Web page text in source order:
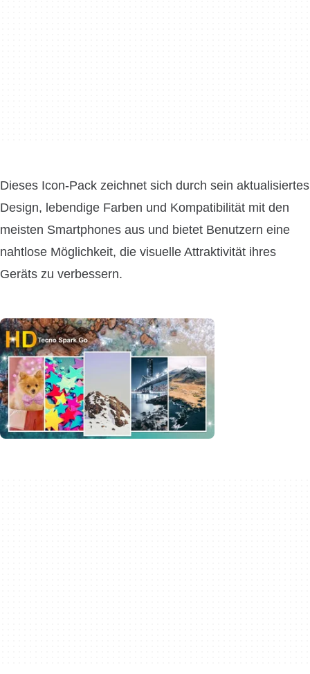
Dieses Icon-Pack zeichnet sich durch sein aktualisiertes
Design, lebendige Farben und Kompatibilität mit den
meisten Smartphones aus und bietet Benutzern eine
nahtlose Möglichkeit, die visuelle Attraktivität ihres
Geräts zu verbessern.